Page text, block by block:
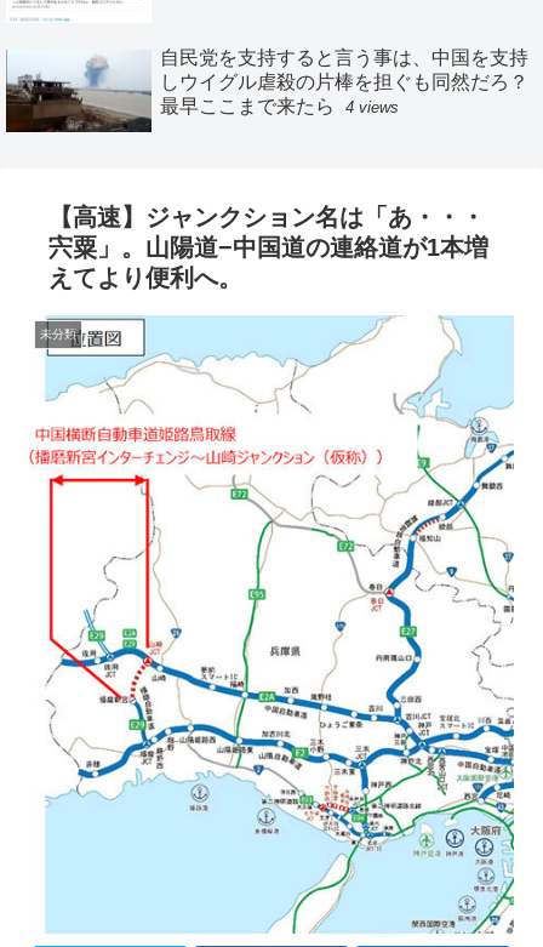
自民党を支持すると言う事は、中国を支持
しウイグル虐殺の片棒を担ぐも同然だろ？
最早ここまで来たら
4 views
【高速】ジャンクション名は「あ・・・
宍粟」。山陽道−中国道の連絡道が1本増
えてより便利へ。
未分類